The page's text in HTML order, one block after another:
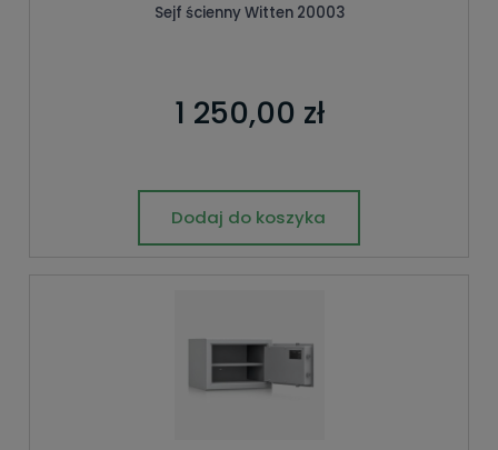
Sejf ścienny Witten 20003
1 250,00 zł
Dodaj do koszyka